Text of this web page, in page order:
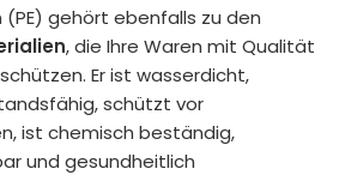
gehört ebenfalls zu den
, die Ihre Waren mit Qualität
Er ist wasserdicht,
schützt vor
ist chemisch beständig,
und gesundheitlich